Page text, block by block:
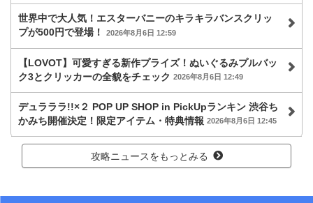
世界中で大人気！エスターバニーのキラキラバンスクリッ
プが500円で登場！
2026年8月6日 12:59
【LOVOT】可愛すぎる新作プライズ！ぬいぐるみプルバッ
ク3とクリッカーの全貌をチェック 2026年8月6日 12:49
デュラララ!!×２ POP UP SHOP in PickUpランキン 渋谷ち
かみち開催決定！限定アイテム・特典情報 2026年8月6日 12:45
攻略ニュースをもっとみる